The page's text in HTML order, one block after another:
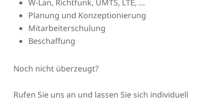
W-Lan, Richtfunk, UMTS, LTE, …
Planung und Konzeptionierung
Mitarbeiterschulung
Beschaffung
Noch nicht überzeugt?
Rufen Sie uns an und lassen Sie sich individuell